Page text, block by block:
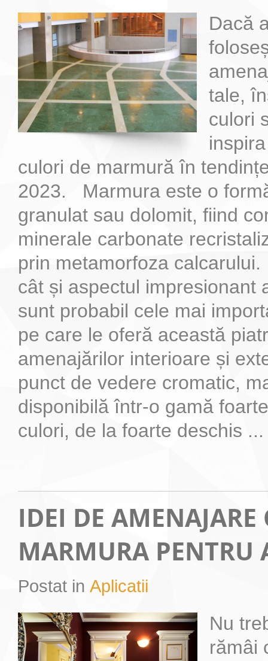
Dacă
tale,
culori
culori de marmură în
2023. Marmura este o
granulat sau dolomit, fiind
minerale carbonate
prin metamorfoza
cât și aspectul impresionant
sunt probabil cele mai
pe care le oferă această
amenajărilor interioare și
punct de vedere cromatic,
disponibilă într-o gamă
culori, de la foarte deschis ...
IDEI DE AMENAJARE
MARMURA
Postat in Aplicatii
Nu
rămâi